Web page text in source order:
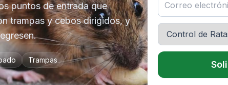
puntos de entrada que
trampas y cebos dirigidos, y
Trampas